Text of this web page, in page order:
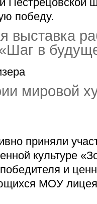
победу.
выставка
в
мировой
приняли
культуре
и
МОУ